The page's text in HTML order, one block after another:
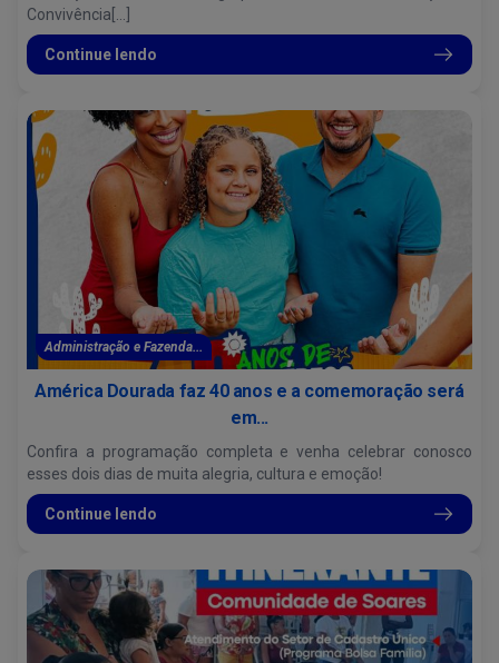
Convivência[...]
Continue lendo
Administração e Fazenda...
América Dourada faz 40 anos e a comemoração será
em...
Confira a programação completa e venha celebrar conosco
esses dois dias de muita alegria, cultura e emoção!
Continue lendo